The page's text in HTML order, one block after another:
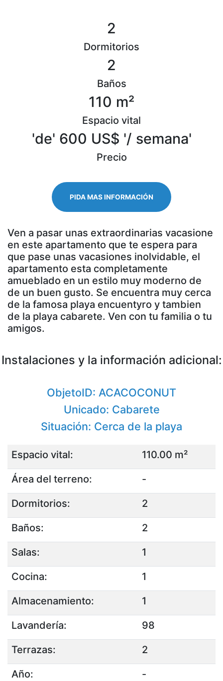
2
Dormitorios
2
Baños
110 m²
Espacio vital
'de' 600 US$ '/ semana'
Precio
PIDA MAS INFORMACIÓN
Ven a pasar unas extraordinarias vacasione
en este apartamento que te espera para
que pase unas vacasiones inolvidable, el
apartamento esta completamente
amueblado en un estilo muy moderno de
de un buen gusto. Se encuentra muy cerca
de la famosa playa encuentyro y tambien
de la playa cabarete. Ven con tu familia o tu
amigos.
Instalaciones y la información adicional:
ObjetoID: ACACOCONUT
Unicado: Cabarete
Situación: Cerca de la playa
Espacio vital: 110.00 m²
Área del terreno: -
Dormitorios: 2
Baños: 2
Salas: 1
Cocina: 1
Almacenamiento: 1
Lavandería: 98
Terrazas: 2
Año: -